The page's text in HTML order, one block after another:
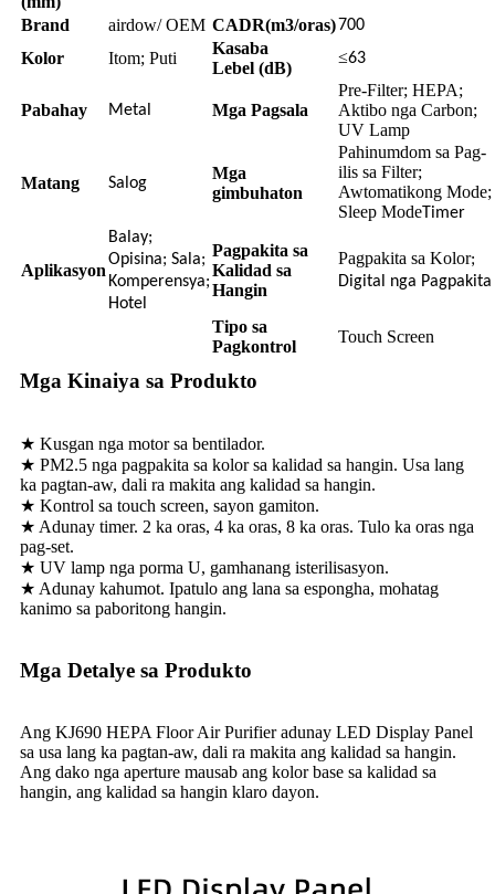
Brand airdow/ OEM CADR(m3/oras)700
Kolor Itom; Puti
Kasaba
Lebel (dB)
≤63
Pabahay Metal Mga Pagsala
Pre-Filter; HEPA;
Aktibo nga Carbon;
UV Lamp
Matang Salog
Mga
gimbuhaton
Pahinumdom sa Pag-
ilis sa Filter;
Awtomatikong Mode;
Sleep ModeTimer
Aplikasyon
Balay;
Opisina; Sala;
Komperensya;
Hotel
Pagpakita sa
Kalidad sa
Hangin
Pagpakita sa Kolor;
Digital nga Pagpakita
Tipo sa
Pagkontrol
Touch Screen
Mga Kinaiya sa Produkto
★ Kusgan nga motor sa bentilador.
★ PM2.5 nga pagpakita sa kolor sa kalidad sa hangin. Usa lang
ka pagtan-aw, dali ra makita ang kalidad sa hangin.
★ Kontrol sa touch screen, sayon ​​gamiton.
★ Adunay timer. 2 ka oras, 4 ka oras, 8 ka oras. Tulo ka oras nga
pag-set.
★ UV lamp nga porma U, gamhanang isterilisasyon.
★ Adunay kahumot. Ipatulo ang lana sa espongha, mohatag
kanimo sa paboritong hangin.
Mga Detalye sa Produkto
Ang KJ690 HEPA Floor Air Purifier adunay LED Display Panel
sa usa lang ka pagtan-aw, dali ra makita ang kalidad sa hangin.
Ang dako nga aperture mausab ang kolor base sa kalidad sa
hangin, ang kalidad sa hangin klaro dayon.